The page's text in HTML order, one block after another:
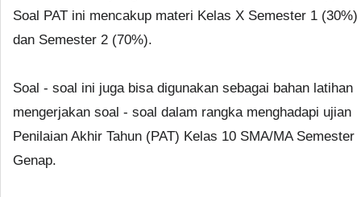
Soal PAT ini mencakup materi Kelas X Semester 1 (30%)
dan Semester 2 (70%).
Soal - soal ini juga bisa digunakan sebagai bahan latihan
mengerjakan soal - soal dalam rangka menghadapi ujian
Penilaian Akhir Tahun (PAT) Kelas 10 SMA/MA Semester
Genap.